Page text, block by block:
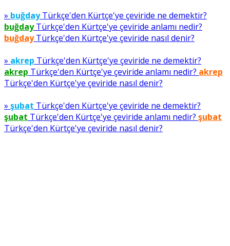
» buğdayTürkçe'den Kürtçe'ye çeviride ne demektir?
buğdayTürkçe'den Kürtçe'ye çeviride anlamı nedir?
buğdayTürkçe'den Kürtçe'ye çeviride nasıl denir?
» akrep Türkçe'den Kürtçe'ye çeviride ne demektir?
akrep Türkçe'den Kürtçe'ye çeviride anlamı nedir? akrep
Türkçe'den Kürtçe'ye çeviride nasıl denir?
» şubat Türkçe'den Kürtçe'ye çeviride ne demektir?
şubat Türkçe'den Kürtçe'ye çeviride anlamı nedir? şubat
Türkçe'den Kürtçe'ye çeviride nasıl denir?